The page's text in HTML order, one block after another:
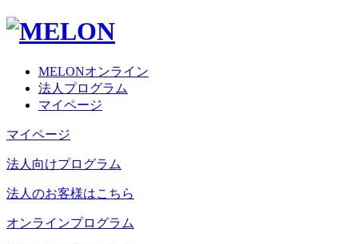
MELONオンライン
法人プログラム
マイページ
マイページ
法人向けプログラム
法人のお客様はこちら
オンラインプログラム